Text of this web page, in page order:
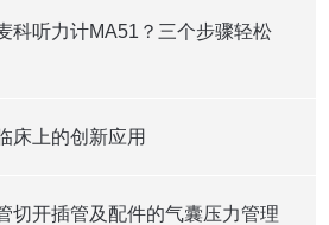
科听力计MA51？三个步骤轻松
床上的创新应用
切开插管及配件的气囊压力管理